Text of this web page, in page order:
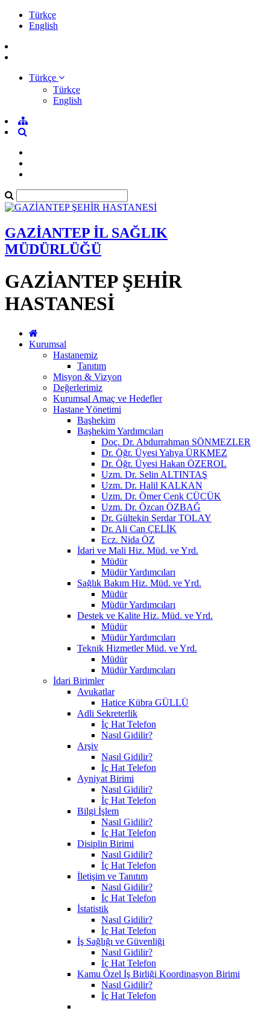
Türkçe
English
Türkçe
Türkçe
English
GAZİANTEP İL SAĞLIK
MÜDÜRLÜĞÜ
GAZİANTEP ŞEHİR
HASTANESİ
Kurumsal
Hastanemiz
Tanıtım
Misyon & Vizyon
Değerlerimiz
Kurumsal Amaç ve Hedefler
Hastane Yönetimi
Başhekim
Başhekim Yardımcıları
Doç. Dr. Abdurrahman SÖNMEZLER
Dr. Öğr. Üyesi Yahya ÜRKMEZ
Dr. Öğr. Üyesi Hakan ÖZEROL
Uzm. Dr. Selin ALTINTAŞ
Uzm. Dr. Halil KALKAN
Uzm. Dr. Ömer Cenk CÜCÜK
Uzm. Dr. Özcan ÖZBAĞ
Dr. Gültekin Serdar TOLAY
Dr. Ali Can ÇELİK
Ecz. Nida ÖZ
İdari ve Mali Hiz. Müd. ve Yrd.
Müdür
Müdür Yardımcıları
Sağlık Bakım Hiz. Müd. ve Yrd.
Müdür
Müdür Yardımcıları
Destek ve Kalite Hiz. Müd. ve Yrd.
Müdür
Müdür Yardımcıları
Teknik Hizmetler Müd. ve Yrd.
Müdür
Müdür Yardımcıları
İdari Birimler
Avukatlar
Hatice Kübra GÜLLÜ
Adli Sekreterlik
İç Hat Telefon
Nasıl Gidilir?
Arşiv
Nasıl Gidilir?
İç Hat Telefon
Ayniyat Birimi
Nasıl Gidilir?
İç Hat Telefon
Bilgi İşlem
Nasıl Gidilir?
İç Hat Telefon
Disiplin Birimi
Nasıl Gidilir?
İç Hat Telefon
İletişim ve Tanıtım
Nasıl Gidilir?
İç Hat Telefon
İstatistik
Nasıl Gidilir?
İç Hat Telefon
İş Sağlığı ve Güvenliği
Nasıl Gidilir?
İç Hat Telefon
Kamu Özel İş Birliği Koordinasyon Birimi
Nasıl Gidilir?
İç Hat Telefon